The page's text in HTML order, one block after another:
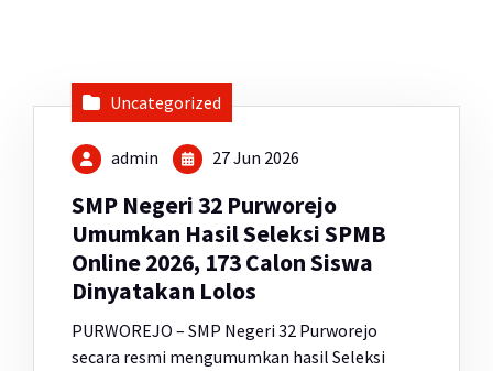
Uncategorized
admin 27 Jun 2026
SMP Negeri 32 Purworejo
Umumkan Hasil Seleksi SPMB
Online 2026, 173 Calon Siswa
Dinyatakan Lolos
PURWOREJO – SMP Negeri 32 Purworejo
secara resmi mengumumkan hasil Seleksi